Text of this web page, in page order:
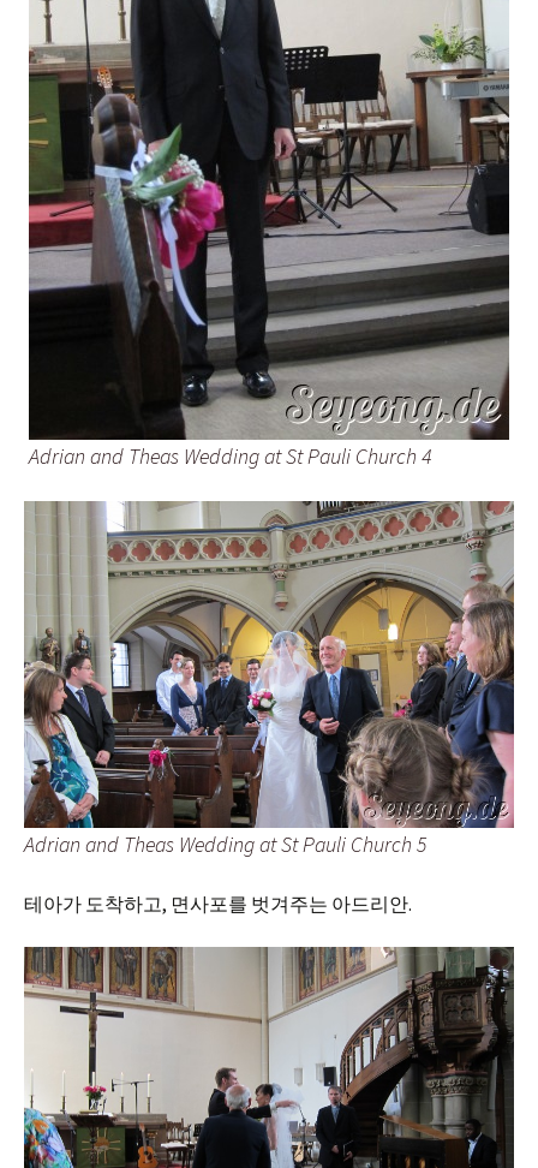
Adrian and Theas Wedding at St Pauli Church 4
Adrian and Theas Wedding at St Pauli Church 5
테아가 도착하고, 면사포를 벗겨주는 아드리안.